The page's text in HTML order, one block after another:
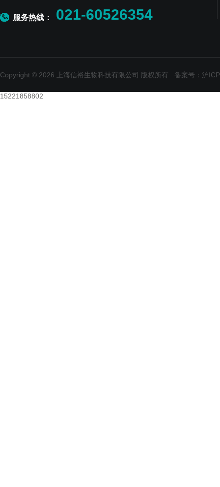
服务热线： 021-60526354
Copyright © 2026 上海信裕生物科技有限公司 版权所有 备案号：沪
15221858802